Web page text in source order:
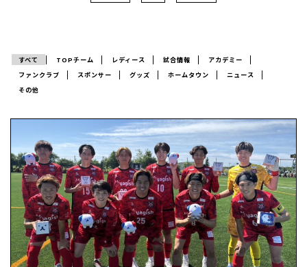
すべて TOPチーム レディース 試合情報
アカデミー
ファンクラブ
スポンサー グッズ ホームタウン
ニュース
その他